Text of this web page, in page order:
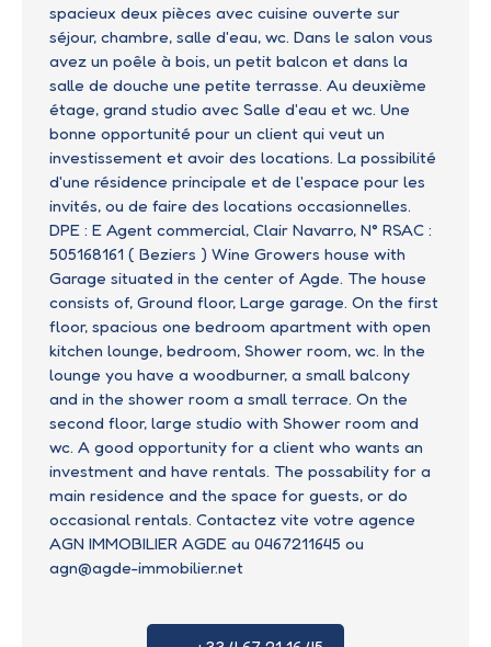
spacieux deux pièces avec cuisine ouverte sur
séjour, chambre, salle d'eau, wc. Dans le salon vous
avez un poêle à bois, un petit balcon et dans la
salle de douche une petite terrasse. Au deuxième
étage, grand studio avec Salle d'eau et wc. Une
bonne opportunité pour un client qui veut un
investissement et avoir des locations. La possibilité
d'une résidence principale et de l'espace pour les
invités, ou de faire des locations occasionnelles.
DPE : E Agent commercial, Clair Navarro, N° RSAC :
505168161 ( Beziers ) Wine Growers house with
Garage situated in the center of Agde. The house
consists of, Ground floor, Large garage. On the first
floor, spacious one bedroom apartment with open
kitchen lounge, bedroom, Shower room, wc. In the
lounge you have a woodburner, a small balcony
and in the shower room a small terrace. On the
second floor, large studio with Shower room and
wc. A good opportunity for a client who wants an
investment and have rentals. The possability for a
main residence and the space for guests, or do
occasional rentals. Contactez vite votre agence
AGN IMMOBILIER AGDE au 0467211645 ou
agn@agde-immobilier.net